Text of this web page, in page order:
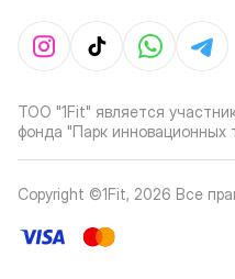
ТОО "1Fit" является
фонда "Парк инновационных
Copyright ©1Fit, 2026 Все